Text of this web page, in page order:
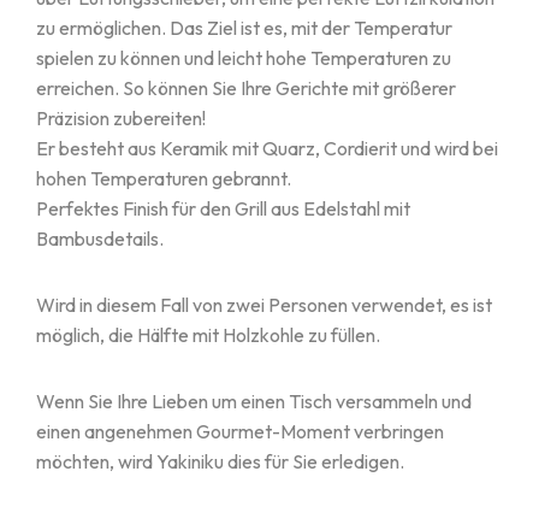
zu ermöglichen. Das Ziel ist es, mit der Temperatur
spielen zu können und leicht hohe Temperaturen zu
erreichen. So können Sie Ihre Gerichte mit größerer
Präzision zubereiten!
Er besteht aus Keramik mit Quarz, Cordierit und wird bei
hohen Temperaturen gebrannt.
Perfektes Finish für den Grill aus Edelstahl mit
Bambusdetails.
Wird in diesem Fall von zwei Personen verwendet, es ist
möglich, die Hälfte mit Holzkohle zu füllen.
Wenn Sie Ihre Lieben um einen Tisch versammeln und
einen angenehmen Gourmet-Moment verbringen
möchten, wird Yakiniku dies für Sie erledigen.